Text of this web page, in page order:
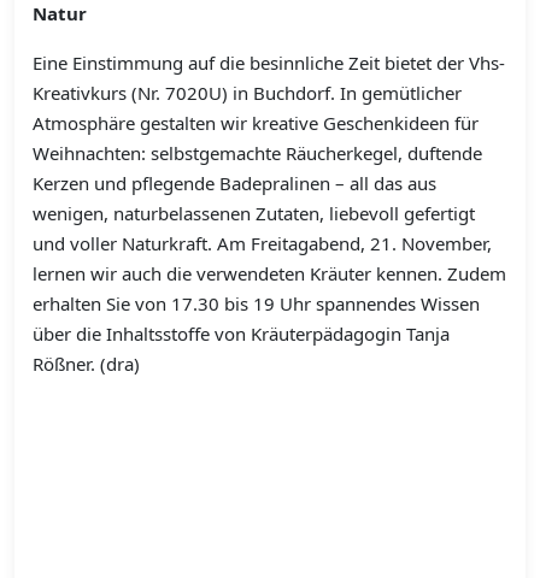
Natur
Eine Einstimmung auf die besinnliche Zeit bietet der Vhs-
Kreativkurs (Nr. 7020U) in Buchdorf. In gemütlicher
Atmosphäre gestalten wir kreative Geschenkideen für
Weihnachten: selbstgemachte Räucherkegel, duftende
Kerzen und pflegende Badepralinen – all das aus
wenigen, naturbelassenen Zutaten, liebevoll gefertigt
und voller Naturkraft. Am Freitagabend, 21. November,
lernen wir auch die verwendeten Kräuter kennen. Zudem
erhalten Sie von 17.30 bis 19 Uhr spannendes Wissen
über die Inhaltsstoffe von Kräuterpädagogin Tanja
Rößner. (dra)